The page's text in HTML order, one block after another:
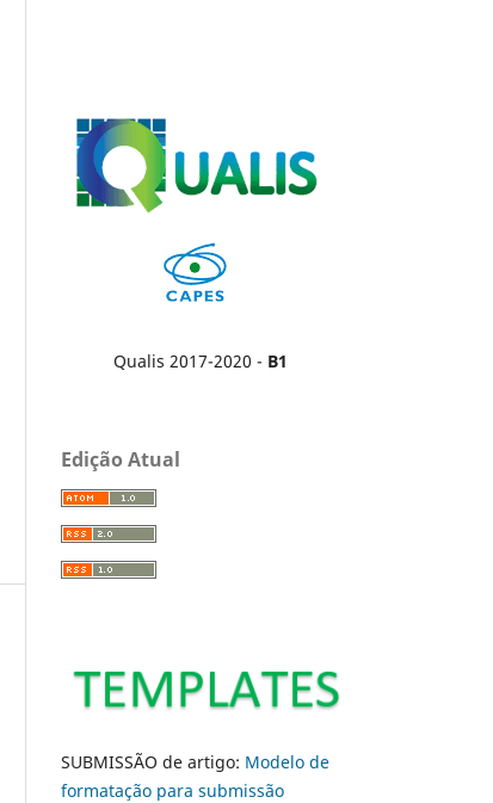
Qualis 2017-2020 - B1
Edição Atual
SUBMISSÃO de artigo: Modelo de
formatação para submissão